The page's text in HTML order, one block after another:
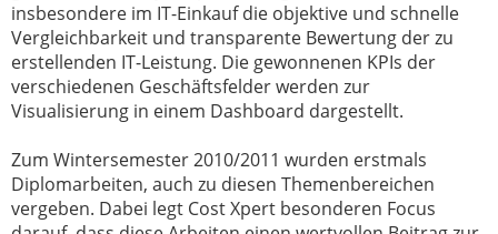
insbesondere im IT-Einkauf die objektive und schnelle
Vergleichbarkeit und transparente Bewertung der zu
erstellenden IT-Leistung. Die gewonnenen KPIs der
verschiedenen Geschäftsfelder werden zur
Visualisierung in einem Dashboard dargestellt.
Zum Wintersemester 2010/2011 wurden erstmals
Diplomarbeiten, auch zu diesen Themenbereichen
vergeben. Dabei legt Cost Xpert besonderen Focus